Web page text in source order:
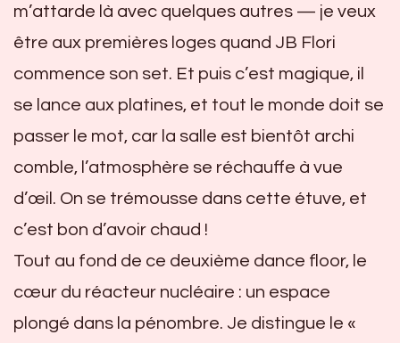
m’attarde là avec quelques autres — je veux
être aux premières loges quand JB Flori
commence son set. Et puis c’est magique, il
se lance aux platines, et tout le monde doit se
passer le mot, car la salle est bientôt archi
comble, l’atmosphère se réchauffe à vue
d’œil. On se trémousse dans cette étuve, et
c’est bon d’avoir chaud !
Tout au fond de ce deuxième dance floor, le
cœur du réacteur nucléaire : un espace
plongé dans la pénombre. Je distingue le «